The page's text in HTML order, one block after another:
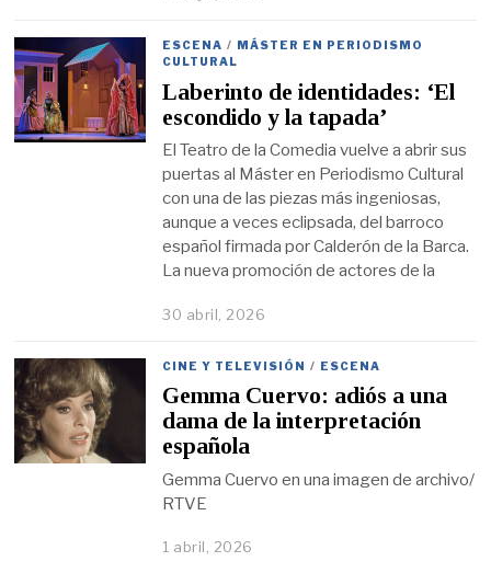
ESCENA /
MÁSTER EN PERIODISMO
CULTURAL
Laberinto de identidades: ‘El
escondido y la tapada’
El Teatro de la Comedia vuelve a abrir sus
puertas al Máster en Periodismo Cultural
con una de las piezas más ingeniosas,
aunque a veces eclipsada, del barroco
español firmada por Calderón de la Barca.
La nueva promoción de actores de la
30 abril, 2026
CINE Y TELEVISIÓN / ESCENA
Gemma Cuervo: adiós a una
dama de la interpretación
española
Gemma Cuervo en una imagen de archivo/
RTVE
1 abril, 2026